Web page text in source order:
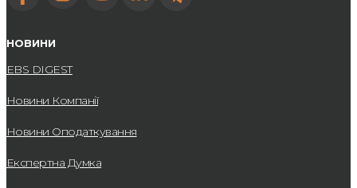
НОВИНИ
EBS DIGEST
Новини Компанії
Новини Оподаткування
Експертна Думка